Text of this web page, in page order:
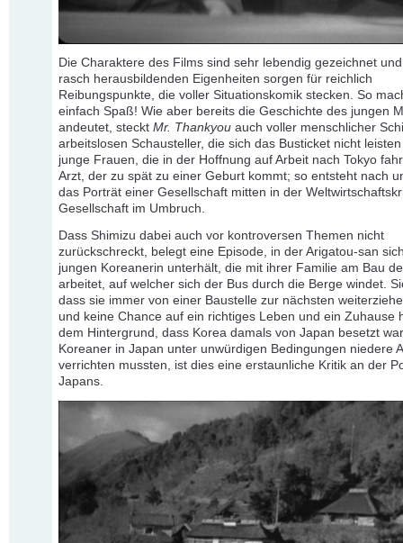
Die Charaktere des Films sind sehr lebendig gezeichnet
rasch herausbildenden Eigenheiten sorgen für reichlich
Reibungspunkte, die voller Situationskomik stecken. So
einfach Spaß! Wie aber bereits die Geschichte des jungen
andeutet, steckt Mr. Thankyou auch voller menschlicher
arbeitslosen Schausteller, die sich das Busticket nicht
junge Frauen, die in der Hoffnung auf Arbeit nach Tokyo
Arzt, der zu spät zu einer Geburt kommt; so entsteht nach
das Porträt einer Gesellschaft mitten in der
Gesellschaft im Umbruch.
Dass Shimizu dabei auch vor kontroversen Themen nicht
zurückschreckt, belegt eine Episode, in der Arigatou-san
jungen Koreanerin unterhält, die mit ihrer Familie am Bau
arbeitet, auf welcher sich der Bus durch die Berge windet.
dass sie immer von einer Baustelle zur nächsten
und keine Chance auf ein richtiges Leben und ein Zuhause
dem Hintergrund, dass Korea damals von Japan besetzt
Koreaner in Japan unter unwürdigen Bedingungen niedere
verrichten mussten, ist dies eine erstaunliche Kritik an der
Japans.